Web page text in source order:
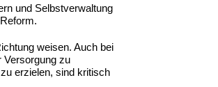
und Selbstverwaltung
weisen. Auch bei
Versorgung zu
erzielen, sind kritisch